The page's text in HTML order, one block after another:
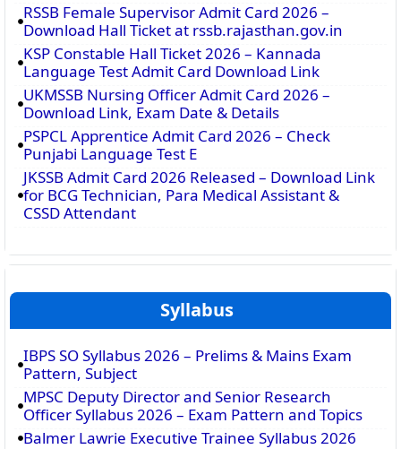
RSSB Female Supervisor Admit Card 2026 –
Download Hall Ticket at rssb.rajasthan.gov.in
KSP Constable Hall Ticket 2026 – Kannada
Language Test Admit Card Download Link
UKMSSB Nursing Officer Admit Card 2026 –
Download Link, Exam Date & Details
PSPCL Apprentice Admit Card 2026 – Check
Punjabi Language Test E
JKSSB Admit Card 2026 Released – Download Link
for BCG Technician, Para Medical Assistant &
CSSD Attendant
Syllabus
IBPS SO Syllabus 2026 – Prelims & Mains Exam
Pattern, Subject
MPSC Deputy Director and Senior Research
Officer Syllabus 2026 – Exam Pattern and Topics
Balmer Lawrie Executive Trainee Syllabus 2026